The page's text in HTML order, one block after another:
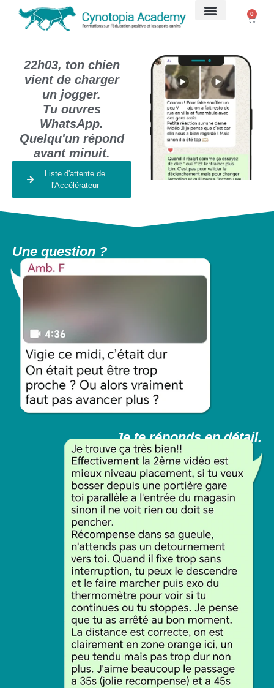
0
22h03, ton chien
vient de charger
un jogger.
Tu ouvres
WhatsApp.
Quelqu'un répond
avant minuit.
Liste d'attente de
l'Accélérateur
Une question ?
Je te réponds en détail.